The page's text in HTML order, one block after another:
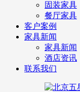
固装家具
餐厅家具
客户案例
家具新闻
家具新闻
酒店资讯
联系我们